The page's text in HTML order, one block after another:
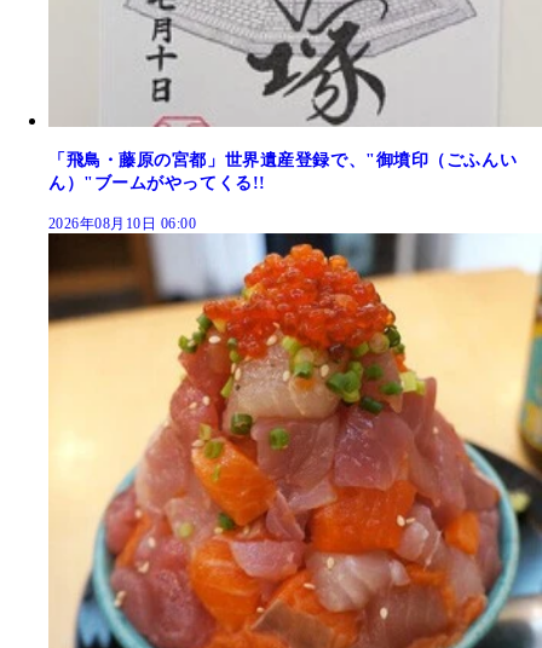
「飛鳥・藤原の宮都」世界遺産登録で、"御墳印（ごふんい
ん）"ブームがやってくる!!
2026年08月10日 06:00